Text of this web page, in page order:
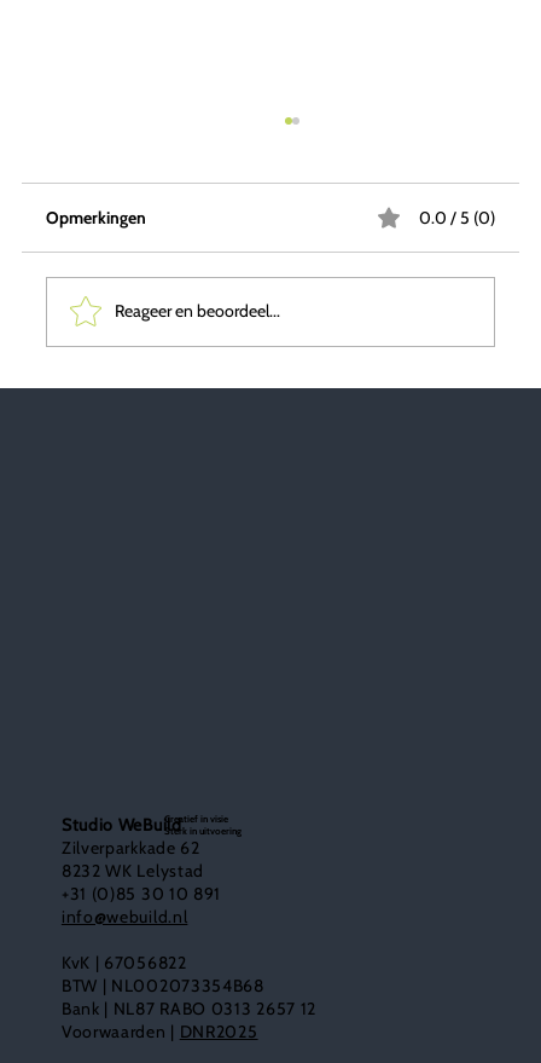
Opmerkingen 0.0 / 5 (0)
Reageer en beoordeel...
Studio WeBuild
Zilverparkkade 62
8232 WK Lelystad
+31 (0)85 30 10 891
info@webuild.nl
KvK | 67056822
BTW | NL002073354B68
Bank | NL87 RABO 0313 2657 12
Voorwaarden | DNR2025
Creatief in visie
Sterk in uitvoering